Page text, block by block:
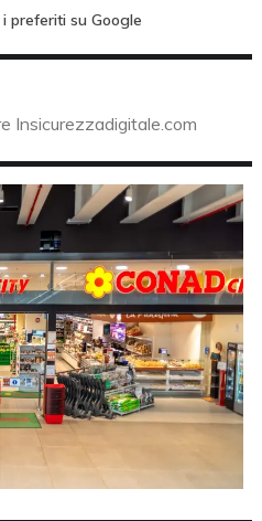
preferiti su Google
Insicurezzadigitale.com